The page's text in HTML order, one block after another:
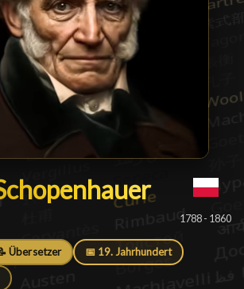
█
1788 - 1860
Übersetzer 📅 19. Jahrhundert